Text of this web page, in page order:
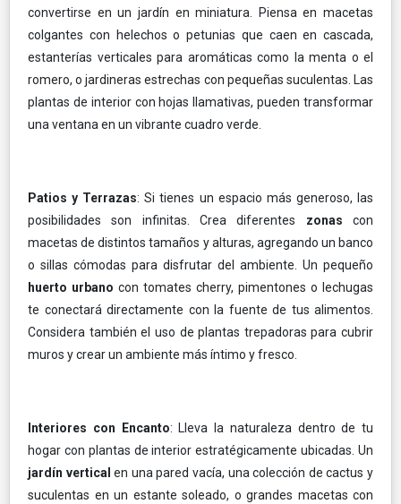
convertirse en un jardín en miniatura. Piensa en macetas
colgantes con helechos o petunias que caen en cascada,
estanterías verticales para aromáticas como la menta o el
romero, o jardineras estrechas con pequeñas suculentas. Las
plantas de interior con hojas llamativas, pueden transformar
una ventana en un vibrante cuadro verde.
Patios y Terrazas: Si tienes un espacio más generoso, las
posibilidades son infinitas. Crea diferentes zonas con
macetas de distintos tamaños y alturas, agregando un banco
o sillas cómodas para disfrutar del ambiente. Un pequeño
huerto urbano con tomates cherry, pimentones o lechugas
te conectará directamente con la fuente de tus alimentos.
Considera también el uso de plantas trepadoras para cubrir
muros y crear un ambiente más íntimo y fresco.
Interiores con Encanto: Lleva la naturaleza dentro de tu
hogar con plantas de interior estratégicamente ubicadas. Un
jardín vertical en una pared vacía, una colección de cactus y
suculentas en un estante soleado, o grandes macetas con